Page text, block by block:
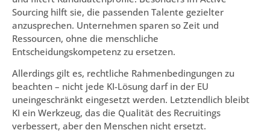
Sourcing hilft sie, die passenden Talente gezielter
anzusprechen. Unternehmen sparen so Zeit und
Ressourcen, ohne die menschliche
Entscheidungskompetenz zu ersetzen.
Allerdings gilt es, rechtliche Rahmenbedingungen zu
beachten – nicht jede KI-Lösung darf in der EU
uneingeschränkt eingesetzt werden. Letztendlich bleibt
KI ein Werkzeug, das die Qualität des Recruitings
verbessert, aber den Menschen nicht ersetzt.